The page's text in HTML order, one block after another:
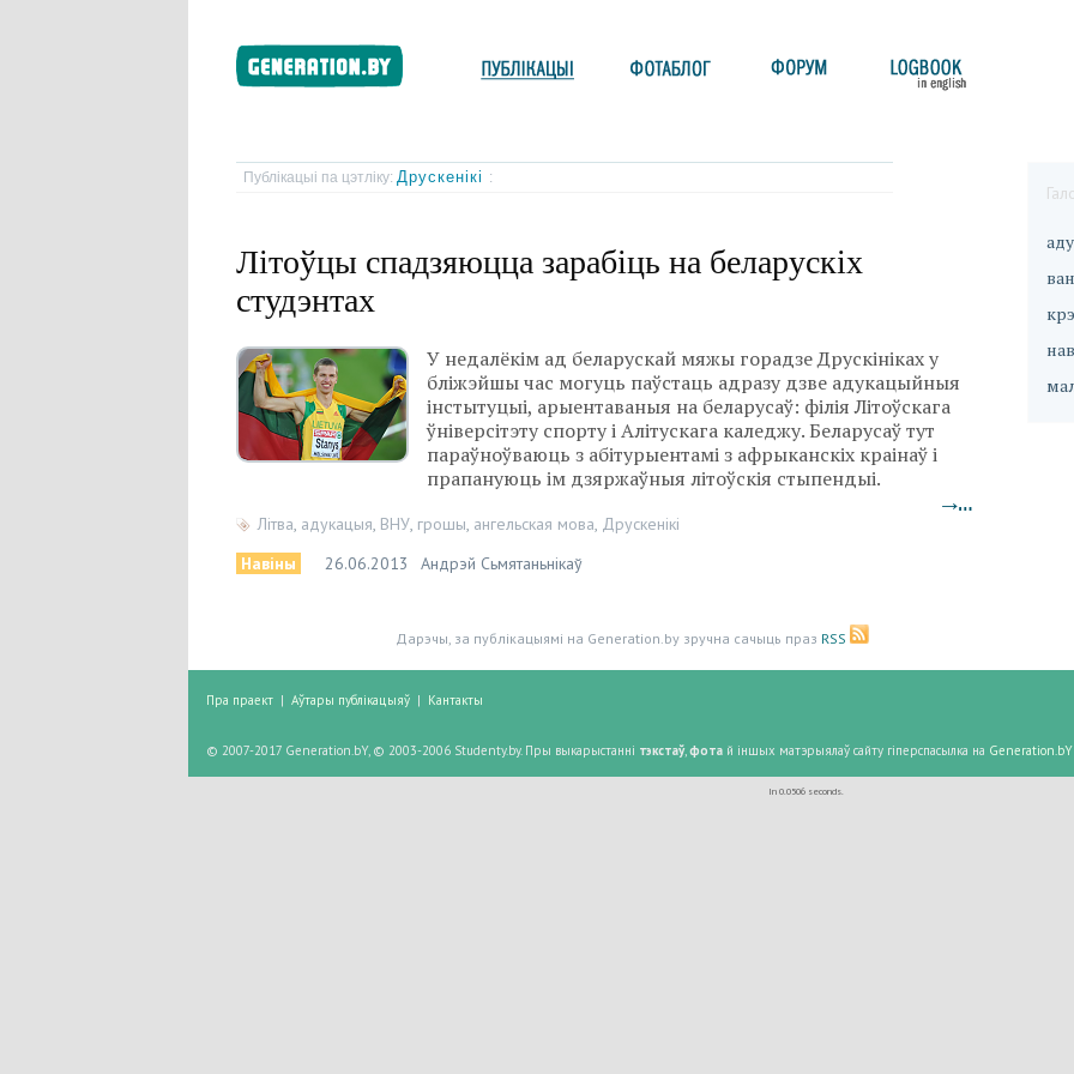
Публікацыі па цэтліку: Друскенікі :
Літоўцы спадзяюцца зарабіць на беларускіх
студэнтах
У недалёкім ад беларускай мяжы горадзе Друскініках у
бліжэйшы час могуць паўстаць адразу дзве адукацыйныя
інстытуцыі, арыентаваныя на беларусаў: філія Літоўскага
ўніверсітэту спорту і Алітускага каледжу. Беларусаў тут
параўноўваюць з абітурыентамі з афрыканскіх краінаў і
прапануюць ім дзяржаўныя літоўскія стыпендыі.
→…
Літва, адукацыя, ВНУ, грошы, ангельская мова, Друскенікі
Навіны
26.06.2013 Андрэй Сьмятаньнікаў
Дарэчы, за публікацыямі на Generation.by зручна сачыць праз RSS
Пра праект | Аўтары публікацыяў | Кантакты
© 2007-2017 Generation.bY, © 2003-2006 Studenty.by. Пры выкарыстанні тэкстаў,фота й іншых матэрыялаў сайту гіперспасылка на Generation.bY
In 0.0506 seconds.